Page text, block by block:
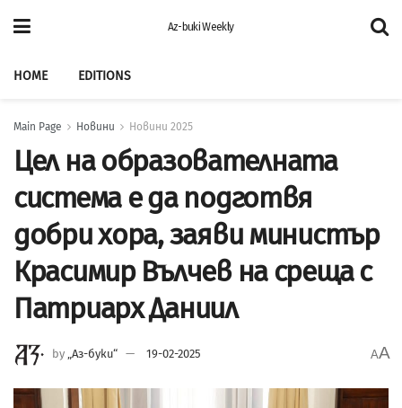
Az-buki Weekly
HOME EDITIONS
Main Page Новини Новини 2025
Цел на образователната
система е да подготвя
добри хора, заяви министър
Красимир Вълчев на среща с
Патриарх Даниил
by „Аз-буки“ 19-02-2025 AA